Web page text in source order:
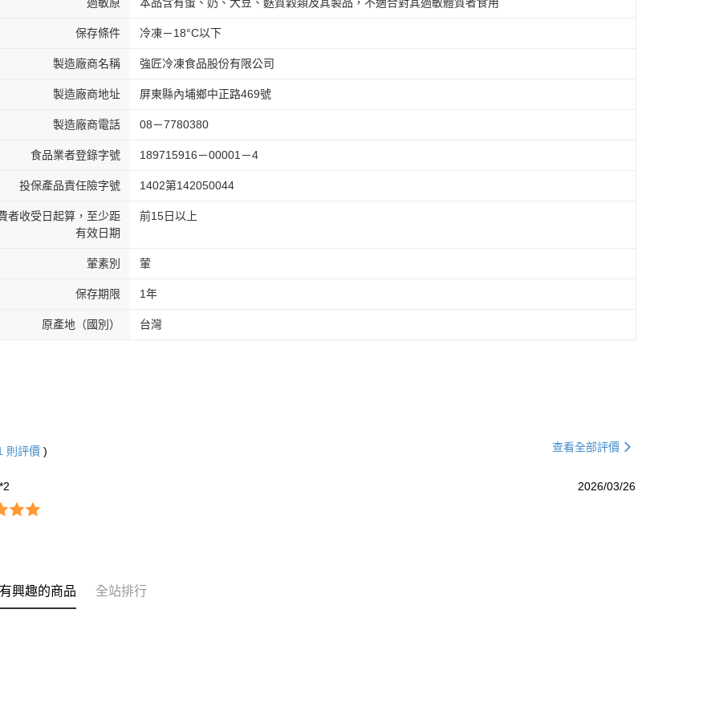
保存條件 冷凍－18°C以下
製造廠商名稱 強匠冷凍食品股份有限公司
製造廠商地址 屏東縣內埔鄉中正路469號
製造廠商電話 08－7780380
食品業者登錄字號 189715916－00001－4
投保產品責任險字號 1402第142050044
者收受日起算，至少距
有效日期
前15日以上
葷素別 葷
保存期限 1年
原產地（國別） 台灣
則評價 ) 查看全部評價
2026/03/26
興趣的商品 全站排行